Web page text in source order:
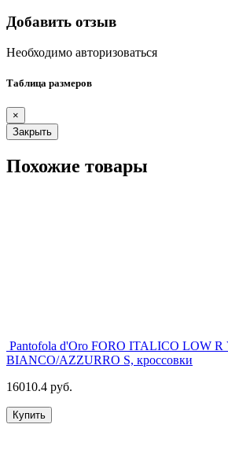
Добавить отзыв
Необходимо авторизоваться
Таблица размеров
×
Закрыть
Похожие товары
Pantofola d'Oro FORO ITALICO LOW R
BIANCO/AZZURRO S, кроссовки
16010.4 руб.
Купить